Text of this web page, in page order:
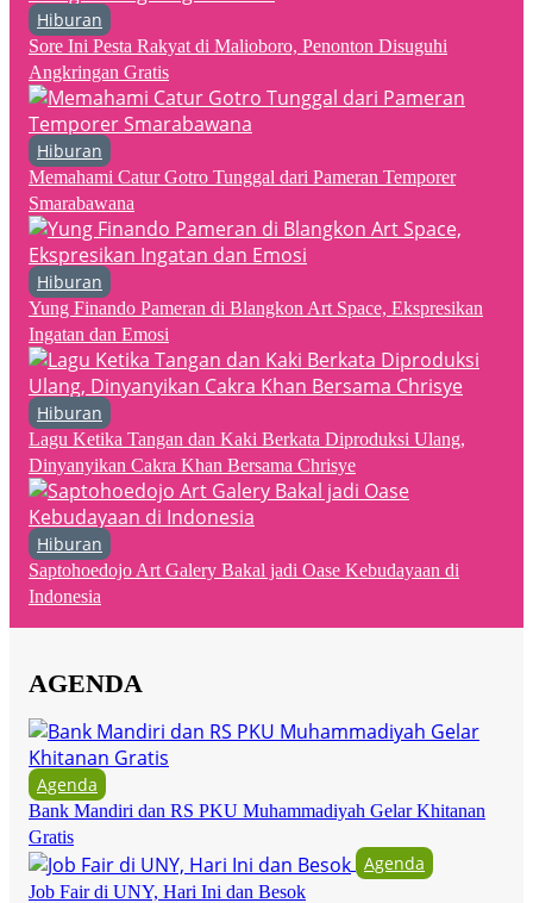
Hiburan
Sore Ini Pesta Rakyat di Malioboro, Penonton Disuguhi
Angkringan Gratis
Hiburan
Memahami Catur Gotro Tunggal dari Pameran Temporer
Smarabawana
Hiburan
Yung Finando Pameran di Blangkon Art Space, Ekspresikan
Ingatan dan Emosi
Hiburan
Lagu Ketika Tangan dan Kaki Berkata Diproduksi Ulang,
Dinyanyikan Cakra Khan Bersama Chrisye
Hiburan
Saptohoedojo Art Galery Bakal jadi Oase Kebudayaan di
Indonesia
AGENDA
Agenda
Bank Mandiri dan RS PKU Muhammadiyah Gelar Khitanan
Gratis
Agenda
Job Fair di UNY, Hari Ini dan Besok